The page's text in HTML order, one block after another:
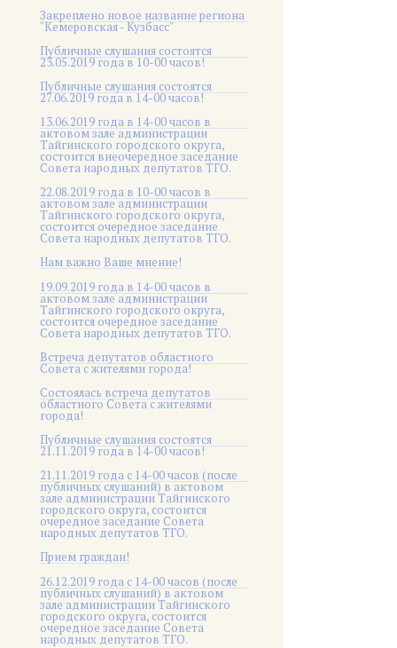
Закреплено новое название региона
"Кемеровская - Кузбасс"
Публичные слушания состоятся
23.05.2019 года в 10-00 часов!
Публичные слушания состоятся
27.06.2019 года в 14-00 часов!
13.06.2019 года в 14-00 часов в
актовом зале администрации
Тайгинского городского округа,
состоится внеочередное заседание
Совета народных депутатов ТГО.
22.08.2019 года в 10-00 часов в
актовом зале администрации
Тайгинского городского округа,
состоится очередное заседание
Совета народных депутатов ТГО.
Нам важно Ваше мнение!
19.09.2019 года в 14-00 часов в
актовом зале администрации
Тайгинского городского округа,
состоится очередное заседание
Совета народных депутатов ТГО.
Встреча депутатов областного
Совета с жителями города!
Состоялась встреча депутатов
областного Совета с жителями
города!
Публичные слушания состоятся
21.11.2019 года в 14-00 часов!
21.11.2019 года с 14-00 часов (после
публичных слушаний) в актовом
зале администрации Тайгинского
городского округа, состоится
очередное заседание Совета
народных депутатов ТГО.
Прием граждан!
26.12.2019 года с 14-00 часов (после
публичных слушаний) в актовом
зале администрации Тайгинского
городского округа, состоится
очередное заседание Совета
народных депутатов ТГО.